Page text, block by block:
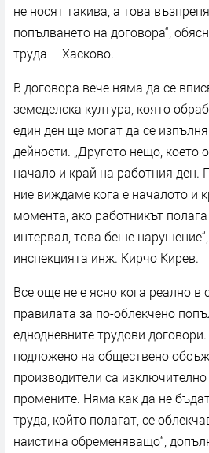
не носят такива, а това
попълването на договора“,
труда – Хасково.
В договора вече няма да се
земеделска култура, която
един ден ще могат да се
дейности. „Другото нещо, което
начало и край на работния ден.
ние виждаме кога е началото и
момента, ако работникът
интервал, това беше
инспекцията инж. Кирчо Кирев.
Все още не е ясно кога реално в
правилата за по-облекчено
еднодневните трудови
подложено на обществено
производители са
промените. Няма как да не
труда, който полагат, се
наистина обременяващо“,